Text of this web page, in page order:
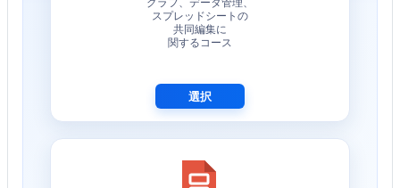
グラフ、データ管理、
スプレッドシートの
共同編集に
関するコース
選択